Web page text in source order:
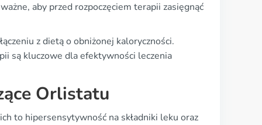
aby przed rozpoczęciem terapii zasięgnąć
z dietą o obniżonej kaloryczności.
są kluczowe dla efektywności leczenia
Orlistatu
to hipersensytywność na składniki leku oraz